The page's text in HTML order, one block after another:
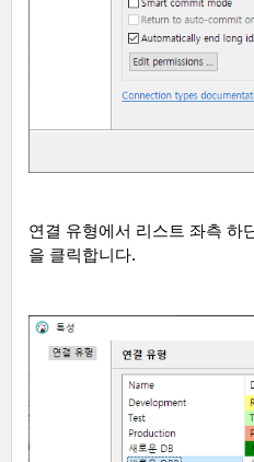
연결 유형에서 리스트 좌측 하
을 클릭합니다.